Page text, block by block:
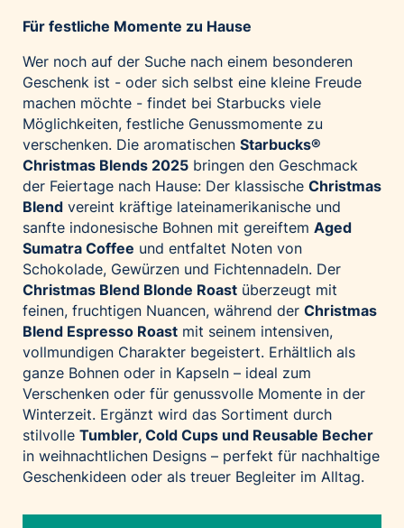
Für festliche Momente zu Hause
Wer noch auf der Suche nach einem besonderen
Geschenk ist - oder sich selbst eine kleine Freude
machen möchte - findet bei Starbucks viele
Möglichkeiten, festliche Genussmomente zu
verschenken. Die aromatischen Starbucks®
Christmas Blends 2025 bringen den Geschmack
der Feiertage nach Hause: Der klassische Christmas
Blend vereint kräftige lateinamerikanische und
sanfte indonesische Bohnen mit gereiftem Aged
Sumatra Coffee und entfaltet Noten von
Schokolade, Gewürzen und Fichtennadeln. Der
Christmas Blend Blonde Roast überzeugt mit
feinen, fruchtigen Nuancen, während der Christmas
Blend Espresso Roast mit seinem intensiven,
vollmundigen Charakter begeistert. Erhältlich als
ganze Bohnen oder in Kapseln – ideal zum
Verschenken oder für genussvolle Momente in der
Winterzeit. Ergänzt wird das Sortiment durch
stilvolle Tumbler, Cold Cups und Reusable Becher
in weihnachtlichen Designs – perfekt für nachhaltige
Geschenkideen oder als treuer Begleiter im Alltag.